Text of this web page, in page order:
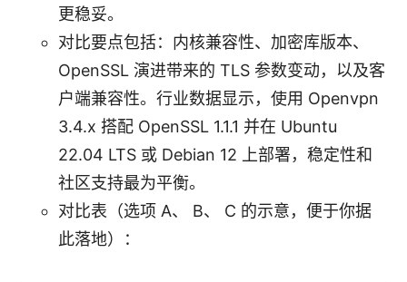
更稳妥。
对比要点包括：内核兼容性、加密库版本、
OpenSSL 演进带来的 TLS 参数变动，以及客
户端兼容性。行业数据显示，使用 Openvpn
3.4.x 搭配 OpenSSL 1.1.1 并在 Ubuntu
22.04 LTS 或 Debian 12 上部署，稳定性和
社区支持最为平衡。
对比表（选项 A、 B、 C 的示意，便于你据
此落地）：